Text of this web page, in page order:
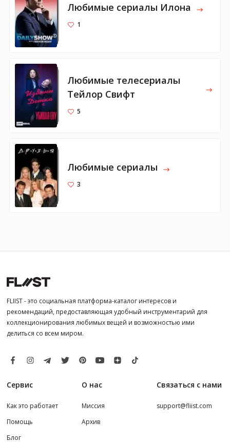
Любимые сериалы Илона
1
Любимые телесериалы
Тейлор Свифт
5
Любимые сериалы
3
FLIIST - это социальная платформа-каталог интересов и
рекомендаций, предоставляющая удобный инструментарий для
коллекционирования любимых вещей и возможностью ими
делиться со всем миром.
Сервис
Как это работает
Помощь
Блог
О нас
Миссия
Архив
Связаться с нами
support@fliist.com